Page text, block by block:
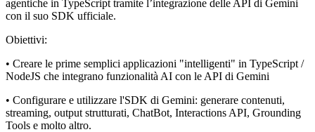
agentiche in TypeScript tramite l’integrazione delle API di Gemini
con il suo SDK ufficiale.
Obiettivi:
• Creare le prime semplici applicazioni "intelligenti" in TypeScript /
NodeJS che integrano funzionalità AI con le API di Gemini
• Configurare e utilizzare l'SDK di Gemini: generare contenuti,
streaming, output strutturati, ChatBot, Interactions API, Grounding
Tools e molto altro.